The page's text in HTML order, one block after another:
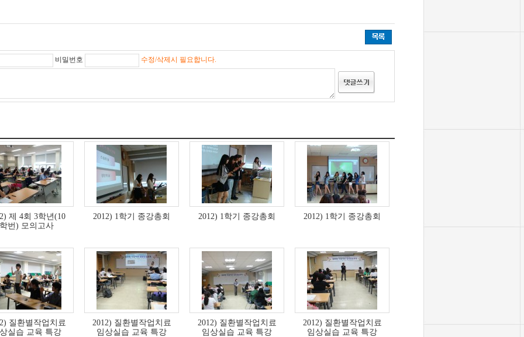
비밀번호 수정/삭제시 필요합니다.
제 4회 3학년(10
번) 모의고사
2012) 1학기 종강총회 2012) 1학기 종강총회 2012) 1학기 종강총회
질환별작업치료
실습 교육 특강
2012) 질환별작업치료
임상실습 교육 특강
2012) 질환별작업치료
임상실습 교육 특강
2012) 질환별작업치료
임상실습 교육 특강